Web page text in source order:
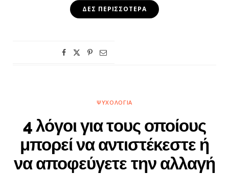
ΔΕΣ ΠΕΡΙΣΣΌΤΕΡΑ
ΨΥΧΟΛΟΓΊΑ
4 λόγοι για τους οποίους
μπορεί να αντιστέκεστε ή
να αποφεύγετε την αλλαγή